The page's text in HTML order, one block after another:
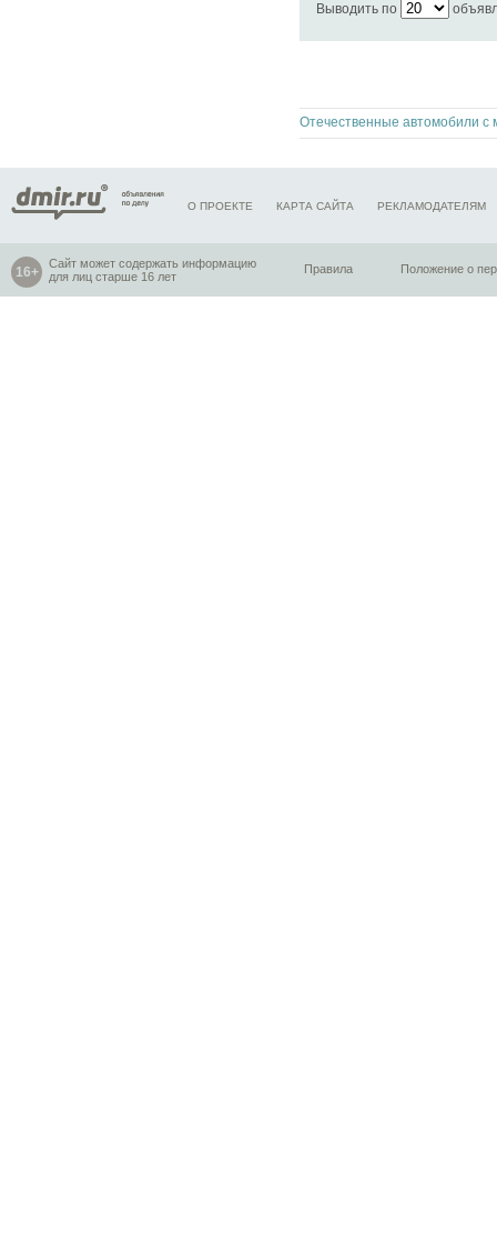
Выводить по
О ПРОЕКТЕ КАРТА САЙТА РЕКЛАМОДАТЕЛЯМ
Сайт может содержать информацию
для лиц старше 16 лет
Правила Положение о